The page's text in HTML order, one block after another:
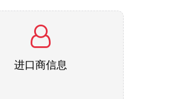
进口商信息